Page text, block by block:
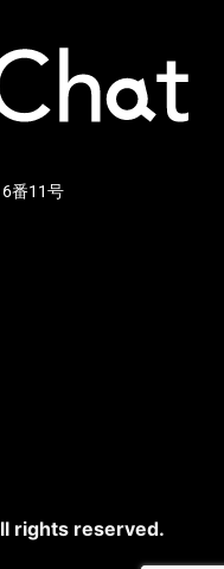
番11号
rights reserved.